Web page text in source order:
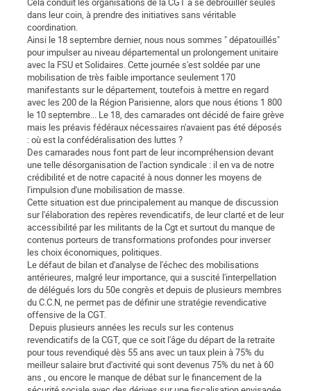
dans leur coin, à prendre des initiatives sans véritable
coordination.
Ainsi le 18 septembre dernier, nous nous sommes " dépatouillés"
pour impulser au niveau départemental un prolongement unitaire
avec la FSU et Solidaires. Cette journée s'est soldée par une
mobilisation de très faible importance seulement 170
manifestants sur le département, toutefois à mettre en regard
avec les 200 de la Région Parisienne, alors que nous étions 1 800
le 10 septembre... Le 18, des camarades ont décidé de faire grève
mais les préavis fédéraux nécessaires n'avaient pas été déposés
: où est la confédéralisation des luttes ?
Des camarades nous font part de leur incompréhension devant
une telle désorganisation de l'action syndicale : il en va de notre
crédibilité et de notre capacité à nous donner les moyens de
l'impulsion d'une mobilisation de masse.
Cette situation est due principalement au manque de discussion
sur l'élaboration des repères revendicatifs, de leur clarté et de leur
accessibilité par les militants de la Cgt et surtout du manque de
contenus porteurs de transformations profondes pour inverser
les choix économiques, politiques.
Le défaut de bilan et d'analyse de l'échec des mobilisations
antérieures, malgré leur importance, qui a suscité l'interpellation
de délégués lors du 50e congrès et depuis de plusieurs membres
du C.C.N, ne permet pas de définir une stratégie revendicative
offensive de la CGT.
Depuis plusieurs années les reculs sur les contenus
revendicatifs de la CGT, que ce soit l'âge du départ de la retraite
pour tous revendiqué dès 55 ans avec un taux plein à 75% du
meilleur salaire brut d'activité qui sont devenus 75% du net à 60
ans , ou encore le manque de débat sur le financement de la